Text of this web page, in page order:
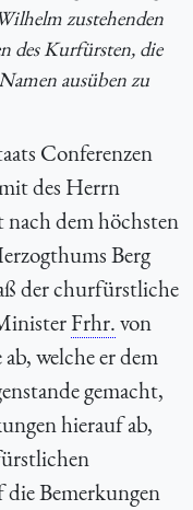
zustehenden
des Kurfürsten, die
ausüben zu
Conferenzen
des Herrn
dem höchsten
Berg
der churfürstliche
Frhr.von
welche er dem
gemacht,
hierauf ab,
Bemerkungen